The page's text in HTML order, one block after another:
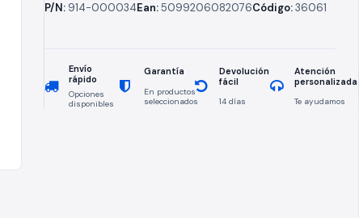
P/N: 914-000034Ean:5099206082076Código:36061
Envío
rápido
Opciones
disponibles
Garantía
En productos
seleccionados
Devolución
fácil
14 días
Atención
personalizada
Te ayudamos